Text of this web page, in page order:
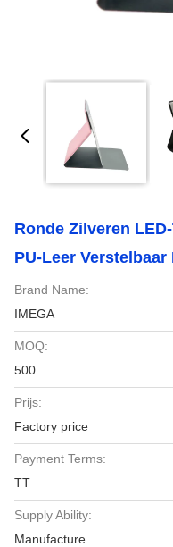
Ronde Zilveren
PU-Leer
Brand Name:
IMEGA
MOQ:
500
Prijs:
Factory price
Payment Terms:
TT
Supply Ability:
Manufacture